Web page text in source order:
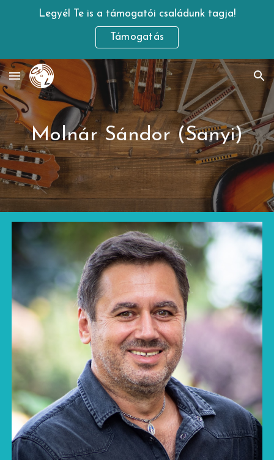
Skip to main content Skip to navigation
Legyél Te is a támogatói családunk tagja!
Támogatás
Molnár Sándor (Sanyi)